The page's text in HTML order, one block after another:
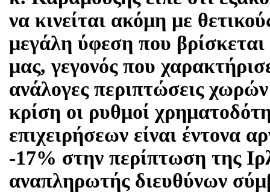
να κινείται ακόμη με
μεγάλη ύφεση που
μας, γεγονός που
ανάλογες περιπτώσεις
κρίση οι ρυθμοί
επιχειρήσεων είναι έντονα
-17% στην περίπτωση της
αναπληρωτής διευθύνων